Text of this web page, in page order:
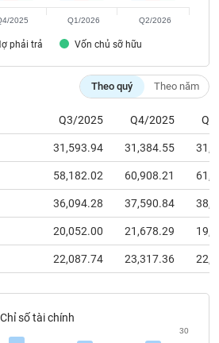
phải trả Vốn chủ sỡ hữu
2025 Q1/2026 Q2/2026
Theo quý Theo năm
Q3/2025 Q4/2025
31,593.94 31,384.55
58,182.02 60,908.21
36,094.28 37,590.84
20,052.00 21,678.29
22,087.74 23,317.36
Chỉ số tài chính
30